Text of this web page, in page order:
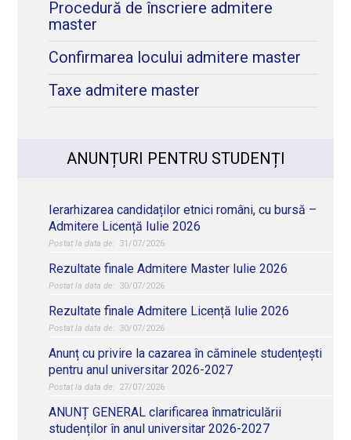
Procedură de înscriere admitere
master
Confirmarea locului admitere master
Taxe admitere master
ANUNȚURI PENTRU STUDENȚI
Ierarhizarea candidaților etnici români, cu bursă –
Admitere Licență Iulie 2026
31/07/2026
Rezultate finale Admitere Master Iulie 2026
30/07/2026
Rezultate finale Admitere Licență Iulie 2026
30/07/2026
Anunț cu privire la cazarea în căminele studențești
pentru anul universitar 2026-2027
27/07/2026
ANUNȚ GENERAL clarificarea înmatriculării
studenților în anul universitar 2026-2027